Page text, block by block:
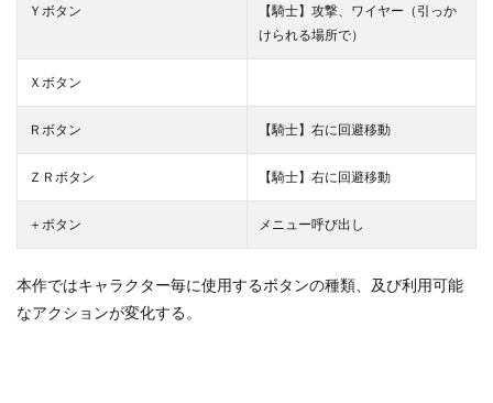
Ｙボタン
【騎士】攻撃、ワイヤー（引っか
けられる場所で）
Ｘボタン
Ｒボタン 【騎士】右に回避移動
ＺＲボタン 【騎士】右に回避移動
＋ボタン メニュー呼び出し
本作ではキャラクター毎に使用するボタンの種類、及び利用可能
なアクションが変化する。